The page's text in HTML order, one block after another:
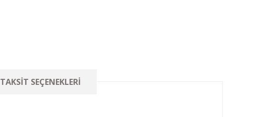
TAKSIT SEÇENEKLERI